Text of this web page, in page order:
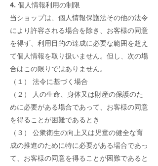
4. 個人情報利用の制限
当ショップは、個人情報保護法その他の法令
により許容される場合を除き、お客様の同意
を得ず、利用目的の達成に必要な範囲を超え
て個人情報を取り扱いません。但し、次の場
合はこの限りではありません。
（１） 法令に基づく場合
（２） 人の生命、身体又は財産の保護のた
めに必要がある場合であって、お客様の同意
を得ることが困難であるとき
（３） 公衆衛生の向上又は児童の健全な育
成の推進のために特に必要がある場合であっ
て、お客様の同意を得ることが困難であると